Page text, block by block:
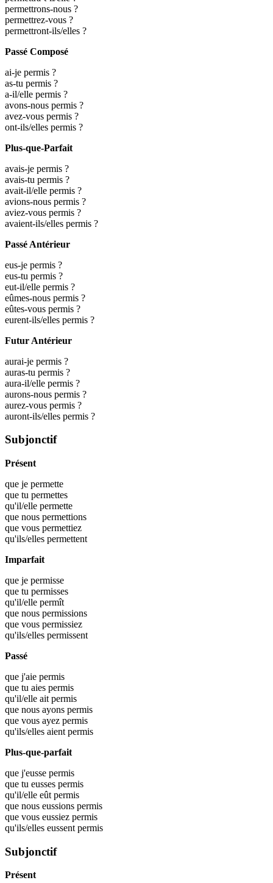
permettrons-nous ?
permettrez-vous ?
permettront-ils/elles ?
Passé Composé
ai-je permis ?
as-tu permis ?
a-il/elle permis ?
avons-nous permis ?
avez-vous permis ?
ont-ils/elles permis ?
Plus-que-Parfait
avais-je permis ?
avais-tu permis ?
avait-il/elle permis ?
avions-nous permis ?
aviez-vous permis ?
avaient-ils/elles permis ?
Passé Antérieur
eus-je permis ?
eus-tu permis ?
eut-il/elle permis ?
eûmes-nous permis ?
eûtes-vous permis ?
eurent-ils/elles permis ?
Futur Antérieur
aurai-je permis ?
auras-tu permis ?
aura-il/elle permis ?
aurons-nous permis ?
aurez-vous permis ?
auront-ils/elles permis ?
Subjonctif
Présent
que je permette
que tu permettes
qu'il/elle permette
que nous permettions
que vous permettiez
qu'ils/elles permettent
Imparfait
que je permisse
que tu permisses
qu'il/elle permît
que nous permissions
que vous permissiez
qu'ils/elles permissent
Passé
que j'aie permis
que tu aies permis
qu'il/elle ait permis
que nous ayons permis
que vous ayez permis
qu'ils/elles aient permis
Plus-que-parfait
que j'eusse permis
que tu eusses permis
qu'il/elle eût permis
que nous eussions permis
que vous eussiez permis
qu'ils/elles eussent permis
Subjonctif
Présent